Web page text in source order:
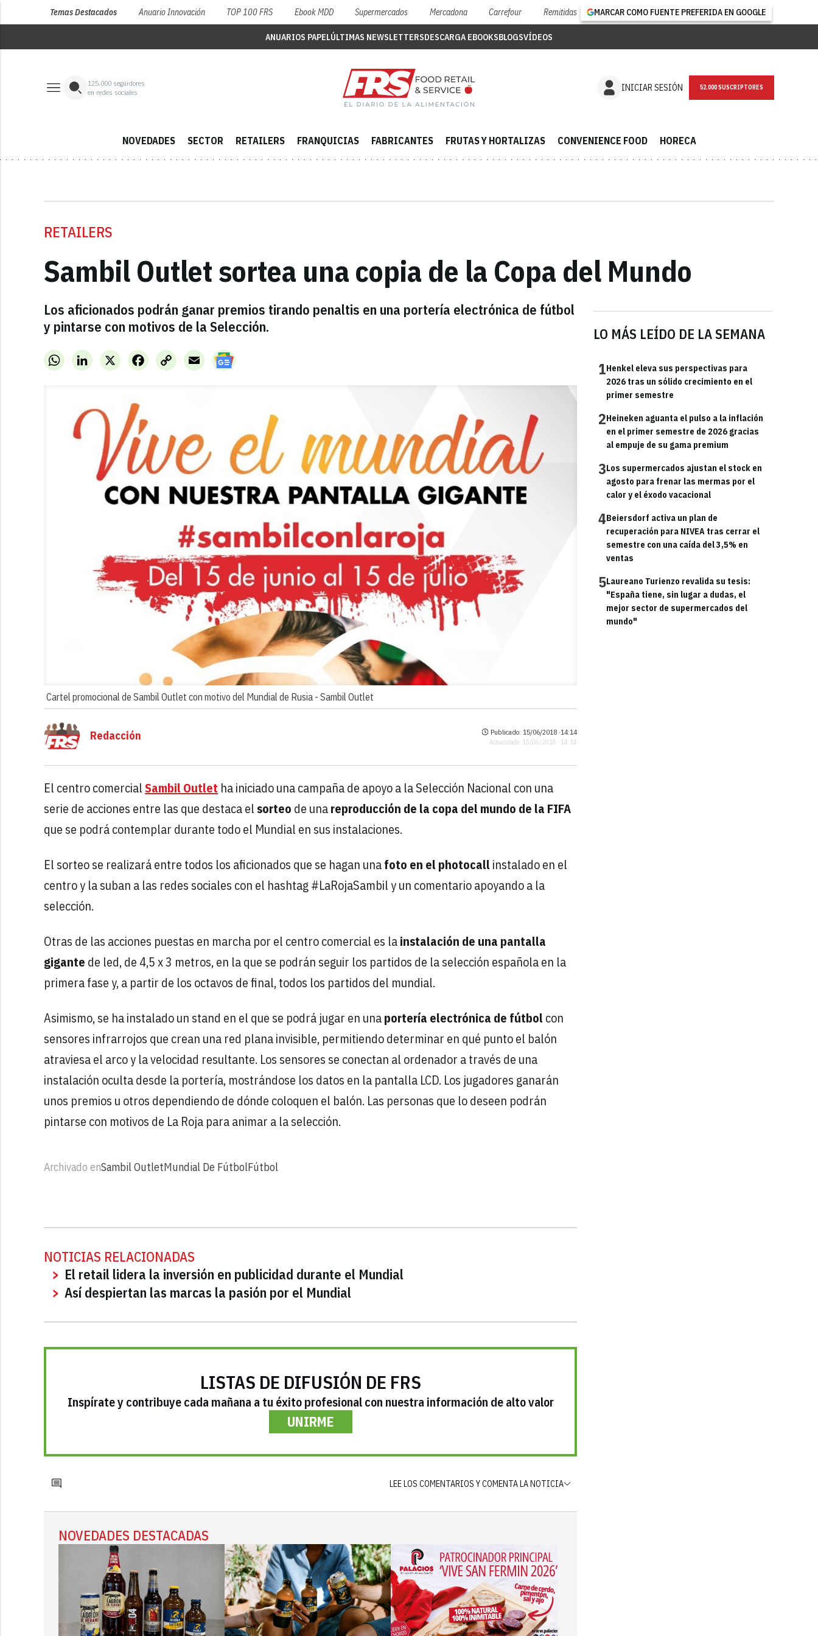
Temas Destacados Anuario Innovación TOP 100 FRS Ebook MDD Supermercados Mercadona Carrefour Remitidas MARCAR COMO FUENTE PREFERIDA EN GOOGLE
ANUARIOS PAPELÚLTIMAS NEWSLETTERSDESCARGA EBOOKSBLOGSVÍDEOS
125,000 seguidores
en redes sociales
INICIAR SESIÓN NEWSLETTER
NOVEDADES SECTOR RETAILERS FRANQUICIAS FABRICANTES FRUTAS Y HORTALIZAS CONVENIENCE FOOD HORECA
RETAILERS
Sambil Outlet sortea una copia de la Copa del Mundo
Los aficionados podrán ganar premios tirando penaltis en una portería electrónica de fútbol
y pintarse con motivos de la Selección.
WhatsAppLinkedInX FacebookCopy
Link
Email
Cartel promocional de Sambil Outlet con motivo del Mundial de Rusia - Sambil Outlet
LO MÁS LEÍDO DE LA SEMANA
1Henkel eleva sus perspectivas para
2026 tras un sólido crecimiento en el
primer semestre
2Heineken aguanta el pulso a la inflación
en el primer semestre de 2026 gracias
al empuje de su gama premium
3Los supermercados ajustan el stock en
agosto para frenar las mermas por el
calor y el éxodo vacacional
4Beiersdorf activa un plan de
recuperación para NIVEA tras cerrar el
semestre con una caída del 3,5% en
ventas
5Laureano Turienzo revalida su tesis:
"España tiene, sin lugar a dudas, el
mejor sector de supermercados del
mundo"
Redacción Publicado: 15/06/2018 ·14:14
Actualizado: 15/06/2018 · 14:14
El centro comercialSambil Outlet ha iniciado una campaña de apoyo a la Selección Nacional con una
serie de acciones entre las que destaca el sorteo de unareproducción de la copa del mundo de la FIFA
que se podrá contemplar durante todo el Mundial en sus instalaciones.
El sorteo se realizará entre todos los aficionados que se hagan unafoto en el photocallinstalado en el
centro y la suban a las redes sociales con el hashtag #LaRojaSambil y un comentario apoyando a la
selección.
Otras de las acciones puestas en marcha por el centro comercial es lainstalación de una pantalla
gigante de led, de 4,5 x 3 metros, en la que se podrán seguir los partidos de la selección española en la
primera fase y, a partir de los octavos de final, todos los partidos del mundial.
Asimismo, se ha instalado un stand en el que se podrá jugar en unaportería electrónica de fútbolcon
sensores infrarrojos que crean una red plana invisible, permitiendo determinar en qué punto el balón
atraviesa el arco y la velocidad resultante. Los sensores se conectan al ordenador a través de una
instalación oculta desde la portería, mostrándose los datos en la pantalla LCD. Los jugadores ganarán
unos premios u otros dependiendo de dónde coloquen el balón. Las personas que lo deseen podrán
pintarse con motivos de La Roja para animar a la selección.
Archivado enSambil OutletMundial De FútbolFútbol
NOTICIAS RELACIONADAS
El retail lidera la inversión en publicidad durante el Mundial
Así despiertan las marcas la pasión por el Mundial
LISTAS DE DIFUSIÓN DE FRS
Inspírate y contribuye cada mañana a tu éxito profesional con nuestra información de alto valor
UNIRME
LEE LOS COMENTARIOS Y COMENTA LA NOTICIA
NOVEDADES DESTACADAS